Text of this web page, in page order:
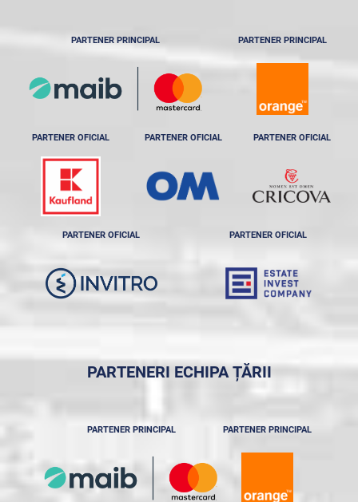
PARTENER PRINCIPAL PARTENER PRINCIPAL
PARTENER OFICIAL PARTENER OFICIAL PARTENER OFICIAL
PARTENER OFICIAL PARTENER OFICIAL
PARTENERI ECHIPA ȚĂRII
PARTENER PRINCIPAL PARTENER PRINCIPAL